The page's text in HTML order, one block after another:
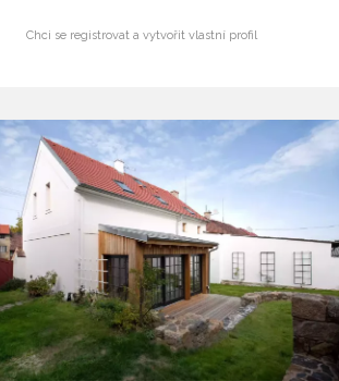
Chci se registrovat a vytvořit vlastní profil